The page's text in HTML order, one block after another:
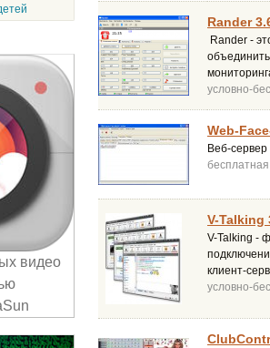
Rander
Rander -
условно-
Web-
Веб-
бесплатная
V-Talking
V-Talking -
клиент-
условно-
видео